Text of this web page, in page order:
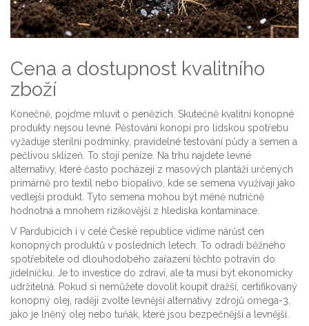
Cena a dostupnost kvalitního
zboží
Konečně, pojďme mluvit o penězích. Skutečně kvalitní konopné
produkty nejsou levné. Pěstování konopí pro lidskou spotřebu
vyžaduje sterilní podmínky, pravidelné testování půdy a semen a
pečlivou sklizeň. To stojí peníze. Na trhu najdete levné
alternativy, které často pocházejí z masových plantáží určených
primárně pro textil nebo biopalivo, kde se semena využívají jako
vedlejší produkt. Tyto semena mohou být méně nutričně
hodnotná a mnohem rizikovější z hlediska kontaminace.
V Pardubicích i v celé České republice vidíme nárůst cen
konopných produktů v posledních letech. To odradí běžného
spotřebitele od dlouhodobého zařazení těchto potravin do
jídelníčku. Je to investice do zdraví, ale ta musí být ekonomicky
udržitelná. Pokud si nemůžete dovolit koupit dražší, certifikovaný
konopný olej, raději zvolte levnější alternativy zdrojů omega-3,
jako je lněný olej nebo tuňák, které jsou bezpečnější a levnější.